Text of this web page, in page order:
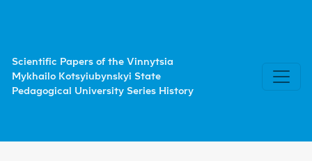
Scientific Papers of the Vinnytsia
Mykhailo Kotsyiubynskyi State
Pedagogical University Series History